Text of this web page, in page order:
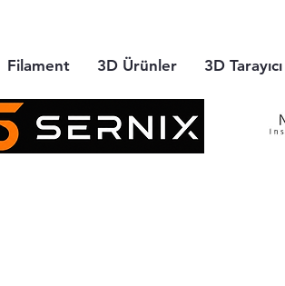
Filament 3D Ürünler 3D Tarayıcı